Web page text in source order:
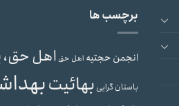
برچسب ها
انجمن حجتیه اهل حق اهل حق،
باستان گرایی بهائیت